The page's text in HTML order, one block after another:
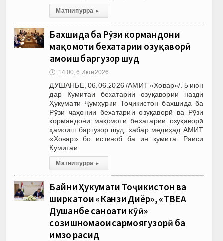
Матни пурра ▸
Бахшида ба Рӯзи кормандони
мақомоти бехатарии озуқаворӣ
ҳамоиш баргузор шуд
🕔 14:00, 6.Июн 2026
ДУШАНБЕ, 06.06.2026 /АМИТ «Ховар»/. 5 июн
дар Кумитаи бехатарии озуқавории назди
Ҳукумати Ҷумҳурии Тоҷикистон бахшида ба
Рӯзи ҷаҳонии бехатарии озуқаворӣ ва Рӯзи
кормандони мақомоти бехатарии озуқаворӣ
ҳамоиш баргузор шуд, хабар медиҳад АМИТ
«Ховар» бо истиноб ба ин кумита. Раиси
Кумитаи
Матни пурра ▸
Байни Ҳукумати Тоҷикистон ва
ширкатҳои «Канзи Диёр», «ТВЕА
Душанбе саноати кӯҳӣ»
созишномаҳои сармоягузорӣ ба
имзо расид